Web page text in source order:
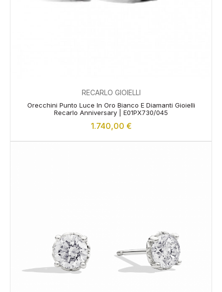
RECARLO GIOIELLI
Orecchini Punto Luce In Oro Bianco E Diamanti Gioielli
Recarlo Anniversary | E01PX730/045
1.740,00 €